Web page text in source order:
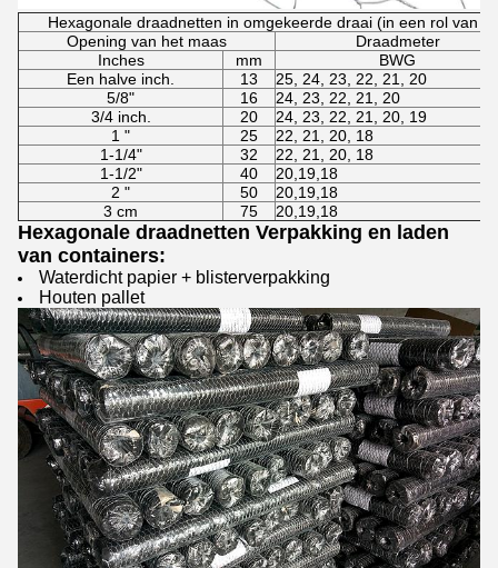
Hexagonale draadnetten in omgekeerde draai (in een rol van
Opening van het maas
Draadmeter
Inches
mm
BWG
Een halve inch.
13
25, 24, 23, 22, 21, 20
5/8"
16
24, 23, 22, 21, 20
3/4 inch.
20
24, 23, 22, 21, 20, 19
1 "
25
22, 21, 20, 18
1-1/4"
32
22, 21, 20, 18
1-1/2"
40
20,19,18
2 "
50
20,19,18
3 cm
75 20,19,18
Hexagonale draadnetten Verpakking en laden
van containers:
Waterdicht papier + blisterverpakking
Houten pallet